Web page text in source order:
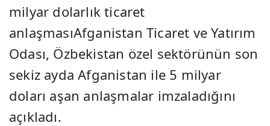
milyar dolarlık ticaret
anlaşmasıAfganistan Ticaret ve Yatırım
Odası, Özbekistan özel sektörünün son
sekiz ayda Afganistan ile 5 milyar
doları aşan anlaşmalar imzaladığını
açıkladı.